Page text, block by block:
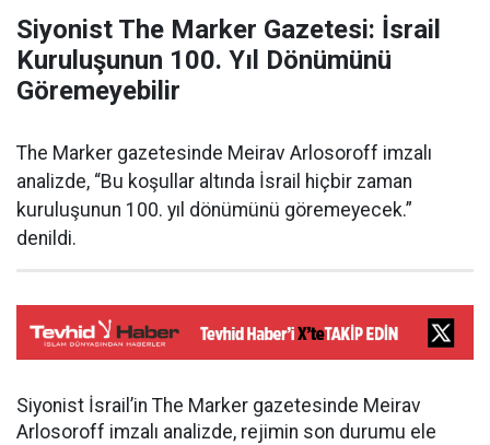
Siyonist The Marker Gazetesi: İsrail
Kuruluşunun 100. Yıl Dönümünü
Göremeyebilir
The Marker gazetesinde Meirav Arlosoroff imzalı
analizde, “Bu koşullar altında İsrail hiçbir zaman
kuruluşunun 100. yıl dönümünü göremeyecek.”
denildi.
Siyonist İsrail’in The Marker gazetesinde Meirav
Arlosoroff imzalı analizde, rejimin son durumu ele